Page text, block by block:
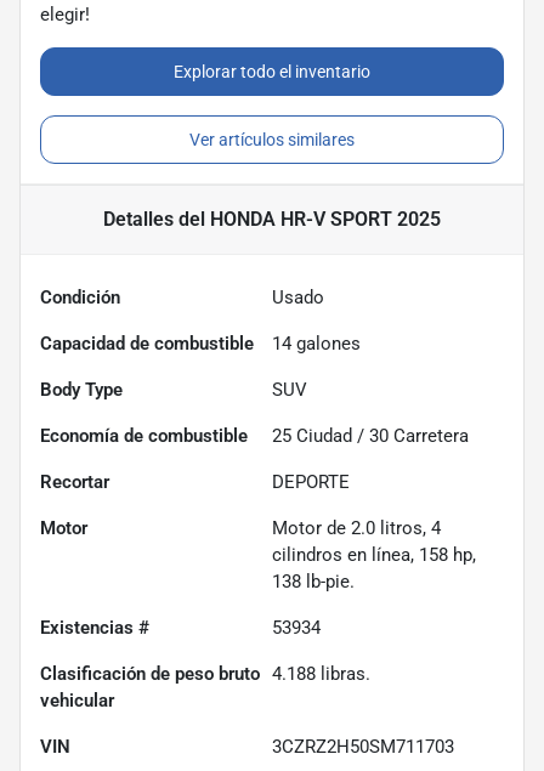
elegir!
Explorar todo el inventario
Ver artículos similares
Detalles del HONDA HR-V SPORT 2025
Condición Usado
Capacidad de combustible 14 galones
Body Type SUV
Economía de combustible 25 Ciudad / 30 Carretera
Recortar DEPORTE
Motor
Motor de 2.0 litros, 4
cilindros en línea, 158 hp,
138 lb-pie.
Existencias # 53934
Clasificación de peso bruto
vehicular
4.188 libras.
VIN 3CZRZ2H50SM711703